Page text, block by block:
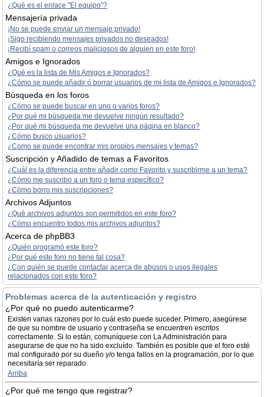
¿Qué es el enlace "El equipo"?
Mensajería privada
¡No se puede enviar un mensaje privado!
¡Sigo recibiendo mensajes privados no deseados!
¡Recibí spam o correos maliciosos de alguien en este foro!
Amigos e Ignorados
¿Qué es la lista de Mis Amigos e Ignorados?
¿Cómo se puede añadir ó borrar usuarios de mi lista de Amigos e Ignorados?
Búsqueda en los foros
¿Cómo se puede buscar en uno o varios foros?
¿Por qué mi búsqueda me devuelve ningún resultado?
¿Por qué mi búsqueda me devuelve una página en blanco?
¿Cómo busco usuarios?
¿Como se puede encontrar mis propios mensajes y temas?
Suscripción y Añadido de temas a Favoritos
¿Cuál es la diferencia entre añadir como Favorito y suscribirme a un tema?
¿Cómo me suscribo a un foro o tema específico?
¿Cómo borro mis suscripciones?
Archivos Adjuntos
¿Qué archivos adjuntos son permitidos en este foro?
¿Cómo encuentro todos mis archivos adjuntos?
Acerca de phpBB3
¿Quién programó este foro?
¿Por qué este foro no tiene tal cosa?
¿Con quién se puede contactar acerca de abusos o usos ilegales
relacionados con este foro?
Problemas acerca de la autenticación y registro
¿Por qué no puedo autenticarme?
Existen varias razones por lo cuál esto puede suceder. Primero, asegúrese
de que su nombre de usuario y contraseña se encuentren escritos
correctamente. Si lo están, comuníquese con La Administración para
asegurarse de que no ha sido excluído. También es posible que el foro esté
mal configurado por su dueño y/o tenga fallos en la programación, por lo que
necesitaría ser reparado.
Arriba
¿Por qué me tengo que registrar?